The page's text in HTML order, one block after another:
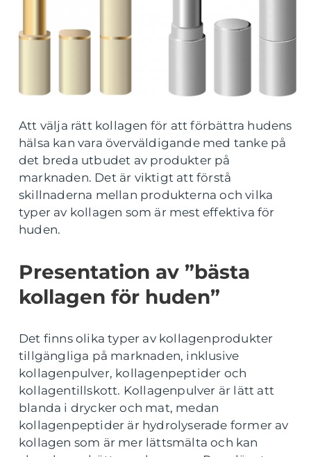
Att välja rätt kollagen för att förbättra hudens
hälsa kan vara överväldigande med tanke på
det breda utbudet av produkter på
marknaden. Det är viktigt att förstå
skillnaderna mellan produkterna och vilka
typer av kollagen som är mest effektiva för
huden.
Presentation av ”bästa
kollagen för huden”
Det finns olika typer av kollagenprodukter
tillgängliga på marknaden, inklusive
kollagenpulver, kollagenpeptider och
kollagentillskott. Kollagenpulver är lätt att
blanda i drycker och mat, medan
kollagenpeptider är hydrolyserade former av
kollagen som är mer lättsmälta och kan